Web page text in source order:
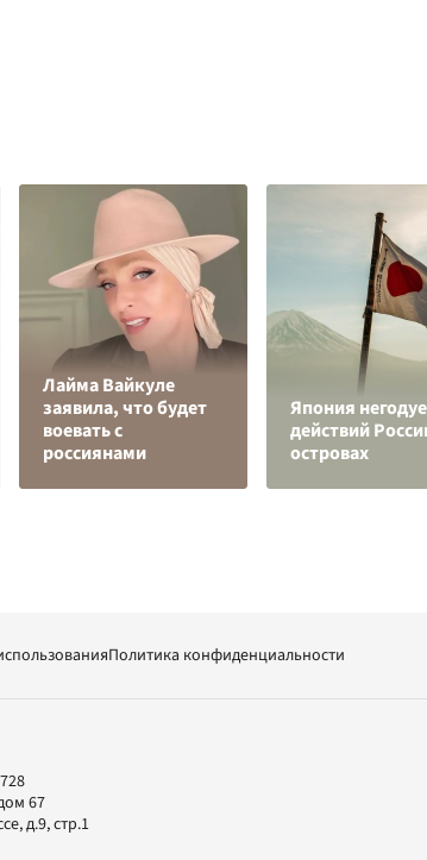
Лайма Вайкуле
заявила, что будет
воевать с
россиянами
Япония
действий
островах
Политика конфиденциальности
67
д.9, стр.1